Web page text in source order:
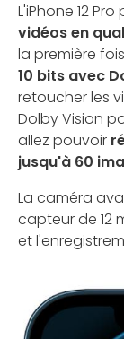
L'iPhone 12
vidéos en
la première
10 bits avec
retoucher les
Dolby Vision
allez pouvoir
jusqu'à 60
La caméra
capteur de 12
et